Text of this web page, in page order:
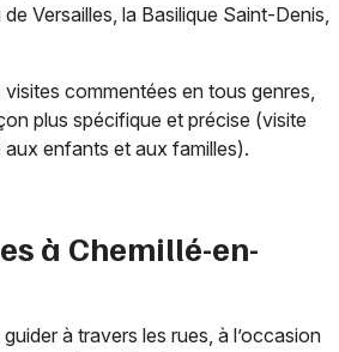
Versailles, la Basilique Saint-Denis,
commentées en tous genres,
plus spécifique et précise (visite
aux enfants et aux familles).
à Chemillé-en-
à travers les rues, à l’occasion